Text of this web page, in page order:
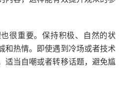
很重要。保持积极、自然的状
和热情。即使遇到冷场或者技术
适当自嘲或者转移话题，避免尴